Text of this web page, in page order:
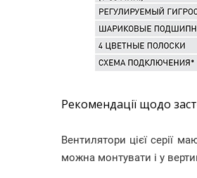
Рекомендації щодо
Вентилятори цієї серії
можна монтувати і у